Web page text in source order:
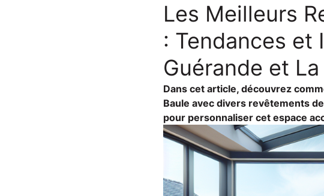
Les Meilleurs
: Tendances et
Guérande et
Dans cet article, découvrez
Baule avec divers revêtements
pour personnaliser cet espace